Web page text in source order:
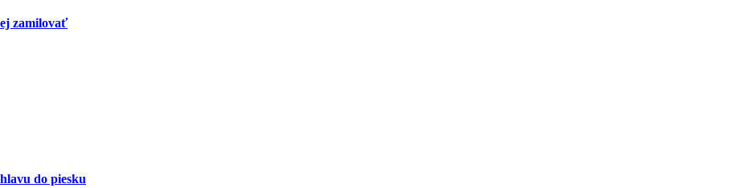
zamilovať
do piesku